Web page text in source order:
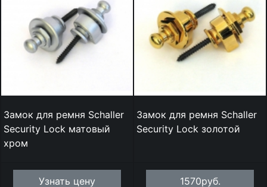
Замок для ремня Schaller
Security Lock матовый
хром
Узнать цену
Замок для ремня Schaller
Security Lock золотой
1570руб.